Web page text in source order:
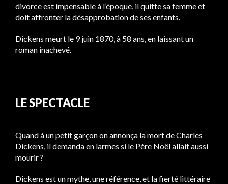
divorce est impensable à l’époque, il quitte sa femme et
doit affronter la désapprobation de ses enfants.
Dickens meurt le 9 juin 1870, à 58 ans, en laissant un
roman inachevé.
LE SPECTACLE
Quand à un petit garçon on annonça la mort de Charles
Dickens, il demanda en larmes si le Père Noël allait aussi
mourir ?
Dickens est un mythe, une référence, et la fierté littéraire